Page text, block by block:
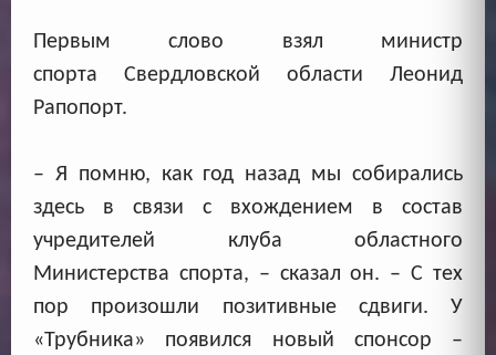
Первым слово взял министр
спорта Свердловской области Леонид
Рапопорт.
– Я помню, как год назад мы собирались
здесь в связи с вхождением в состав
учредителей клуба областного
Министерства спорта, – сказал он. – С тех
пор произошли позитивные сдвиги. У
«Трубника» появился новый спонсор –